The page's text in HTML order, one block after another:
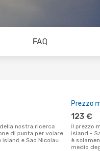
FAQ
di punta per volare
e Sao Nicolau
Prezzo
123 €
Il prezzo medio di un volo Sao Vicente
Island -
è
medio